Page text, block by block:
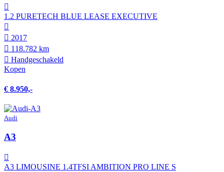
1.2 PURETECH BLUE LEASE EXECUTIVE
2017
118.782 km
Hand­geschakeld
Kopen
€ 8.950,-
Audi
A3
A3 LIMOUSINE 1.4TFSI AMBITION PRO LINE S